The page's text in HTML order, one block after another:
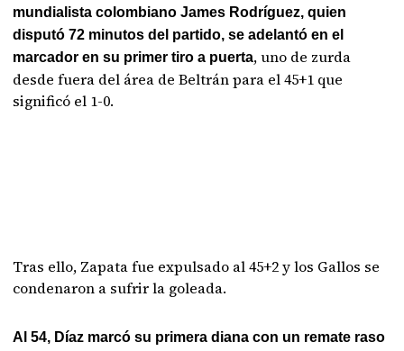
mundialista colombiano James Rodríguez, quien
disputó 72 minutos del partido, se adelantó en el
marcador en su primer tiro a puerta, uno de zurda
desde fuera del área de Beltrán para el 45+1 que
significó el 1-0.
Tras ello, Zapata fue expulsado al 45+2 y los Gallos se
condenaron a sufrir la goleada.
Al 54, Díaz marcó su primera diana con un remate raso